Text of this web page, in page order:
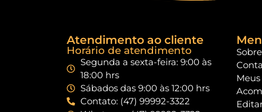
Atendimento ao cliente
Horário de atendimento
Segunda a sexta-feira: 9:00 às
18:00 hrs
Sábados das 9:00 às 12:00 hrs
Contato: (47) 99992-3322